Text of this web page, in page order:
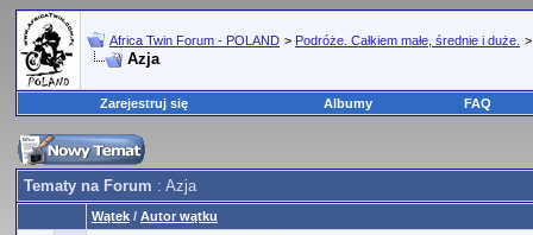
Africa Twin Forum - POLAND > Podróże. Całkiem małe, średnie i duże.
Azja
Zarejestruj się Albumy FAQ
Tematy na Forum : Azja
Wątek / Autor wątku